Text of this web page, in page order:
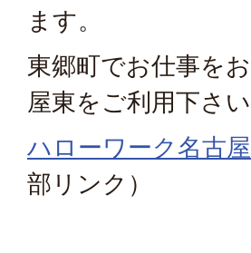
ます。
東郷町でお仕事を
屋東をご利用下さい
ハローワーク名古
部リンク）